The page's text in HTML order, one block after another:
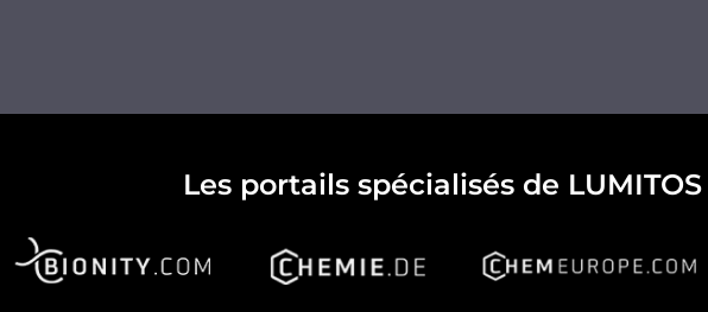
Les portails spécialisés de LUMITOS